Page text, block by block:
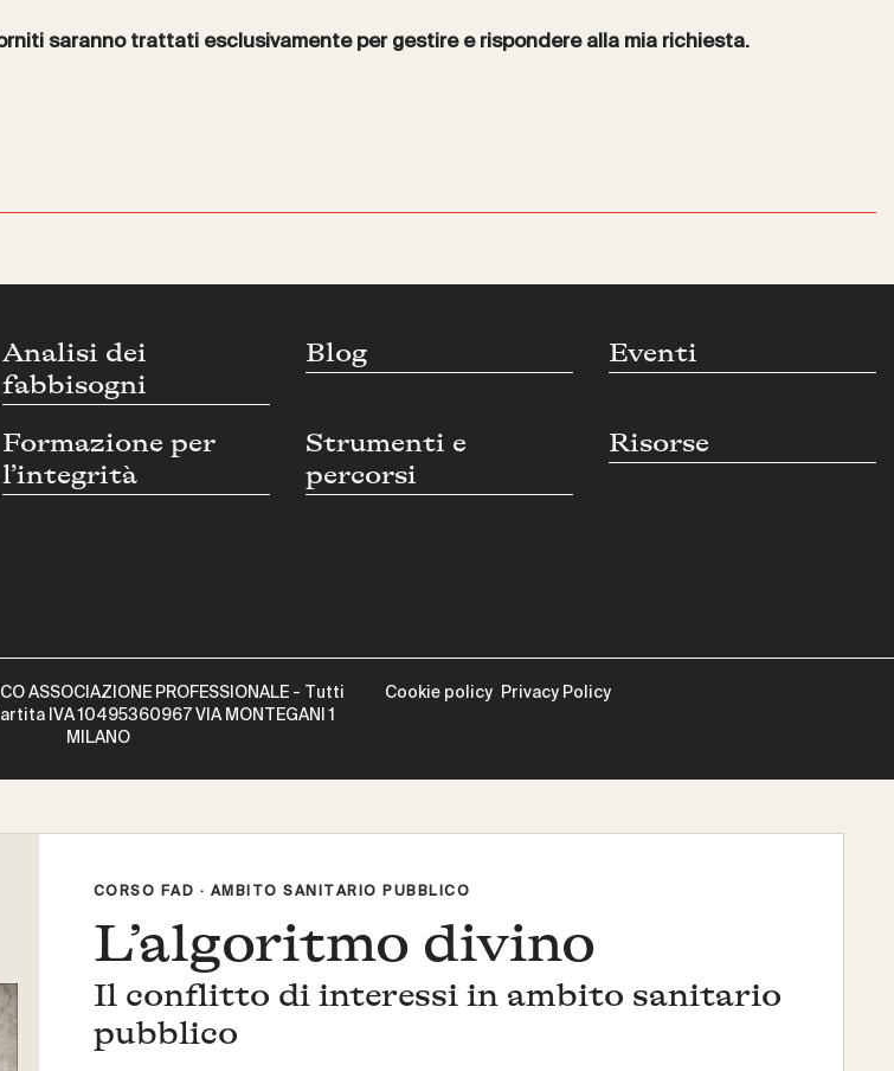
saranno trattati esclusivamente per gestire e rispondere alla mia richiesta.
Analisi dei
fabbisogni
Blog Eventi
Formazione per
l’integrità
Strumenti e
percorsi
Risorse
ASSOCIAZIONE PROFESSIONALE - Tutti
IVA 10495360967 VIA MONTEGANI 1
MILANO
Cookie policy Privacy Policy
CORSO FAD · AMBITO SANITARIO PUBBLICO
L’algoritmo divino
Il conflitto di interessi in ambito sanitario
pubblico